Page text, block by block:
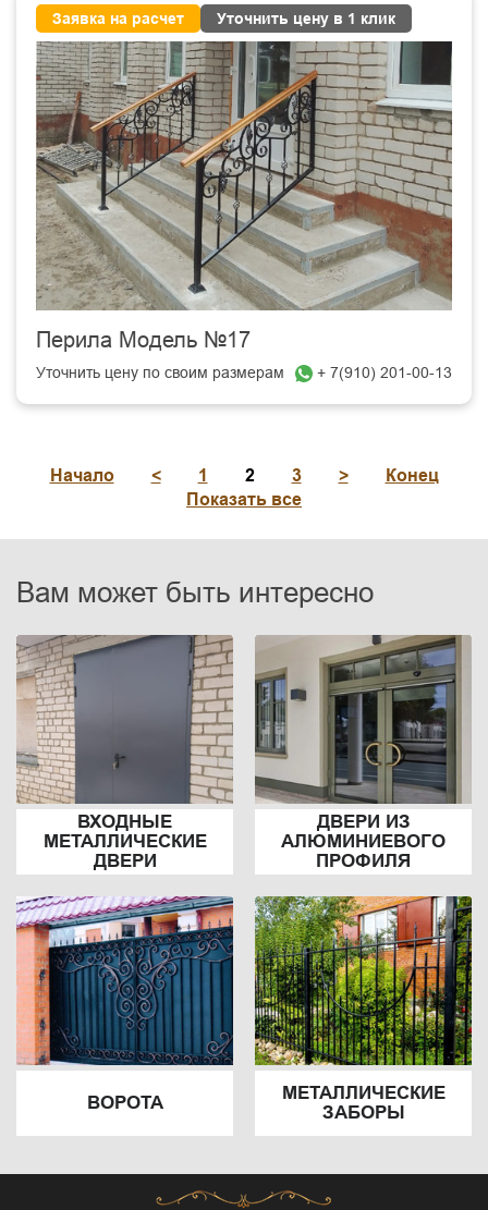
Заявка на расчет Уточнить цену в 1 клик
Перила Модель №17
Уточнить цену по своим размерам + 7(910) 201-00-13
Начало < 1 2 3 >
Конец
Показать все
Вам может быть интересно
ВХОДНЫЕ
МЕТАЛЛИЧЕСКИЕ
ДВЕРИ
ДВЕРИ ИЗ
АЛЮМИНИЕВОГО
ПРОФИЛЯ
ВОРОТА
МЕТАЛЛИЧЕСКИЕ
ЗАБОРЫ